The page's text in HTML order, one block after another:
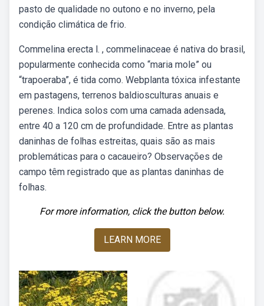
pasto de qualidade no outono e no inverno, pela
condição climática de frio.
Commelina erecta l. , commelinaceae é nativa do brasil,
popularmente conhecida como “maria mole” ou
“trapoeraba”, é tida como. Webplanta tóxica infestante
em pastagens, terrenos baldiosculturas anuais e
perenes. Indica solos com uma camada adensada,
entre 40 a 120 cm de profundidade. Entre as plantas
daninhas de folhas estreitas, quais são as mais
problemáticas para o cacaueiro? Observações de
campo têm registrado que as plantas daninhas de
folhas.
For more information, click the button below.
LEARN MORE